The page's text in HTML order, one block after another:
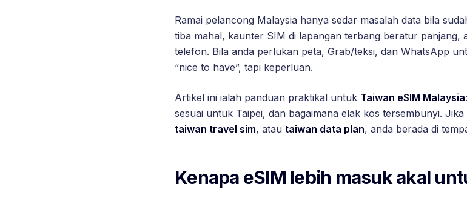
Ramai pelancong Malaysia hanya sedar masalah data bila
tiba mahal, kaunter SIM di lapangan terbang beratur panjang,
telefon. Bila anda perlukan peta, Grab/teksi, dan WhatsApp
“nice to have”, tapi keperluan.
Artikel ini ialah panduan praktikal untuk Taiwan eSIM Malaysia
sesuai untuk Taipei, dan bagaimana elak kos tersembunyi.
taiwan travel sim, atau taiwan data plan, anda berada di
Kenapa eSIM lebih masuk akal